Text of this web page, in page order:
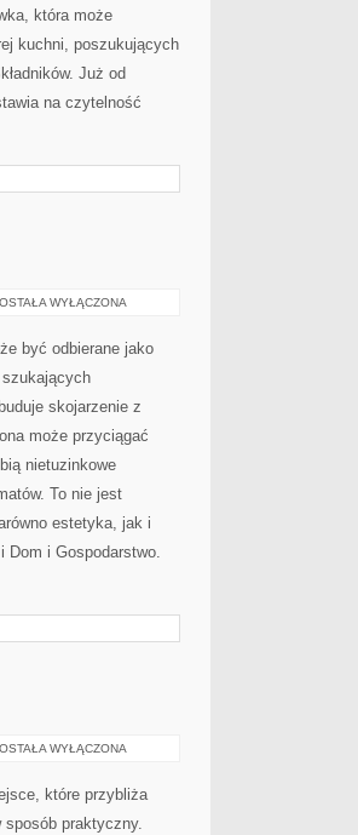
która może
kuchni, poszukujących
Już od
na czytelność
WYŁĄCZONA
być odbierane jako
skojarzenie z
może przyciągać
nietuzinkowe
To nie jest
estetyka, jak i
Dom i Gospodarstwo.
WYŁĄCZONA
które przybliża
praktyczny.